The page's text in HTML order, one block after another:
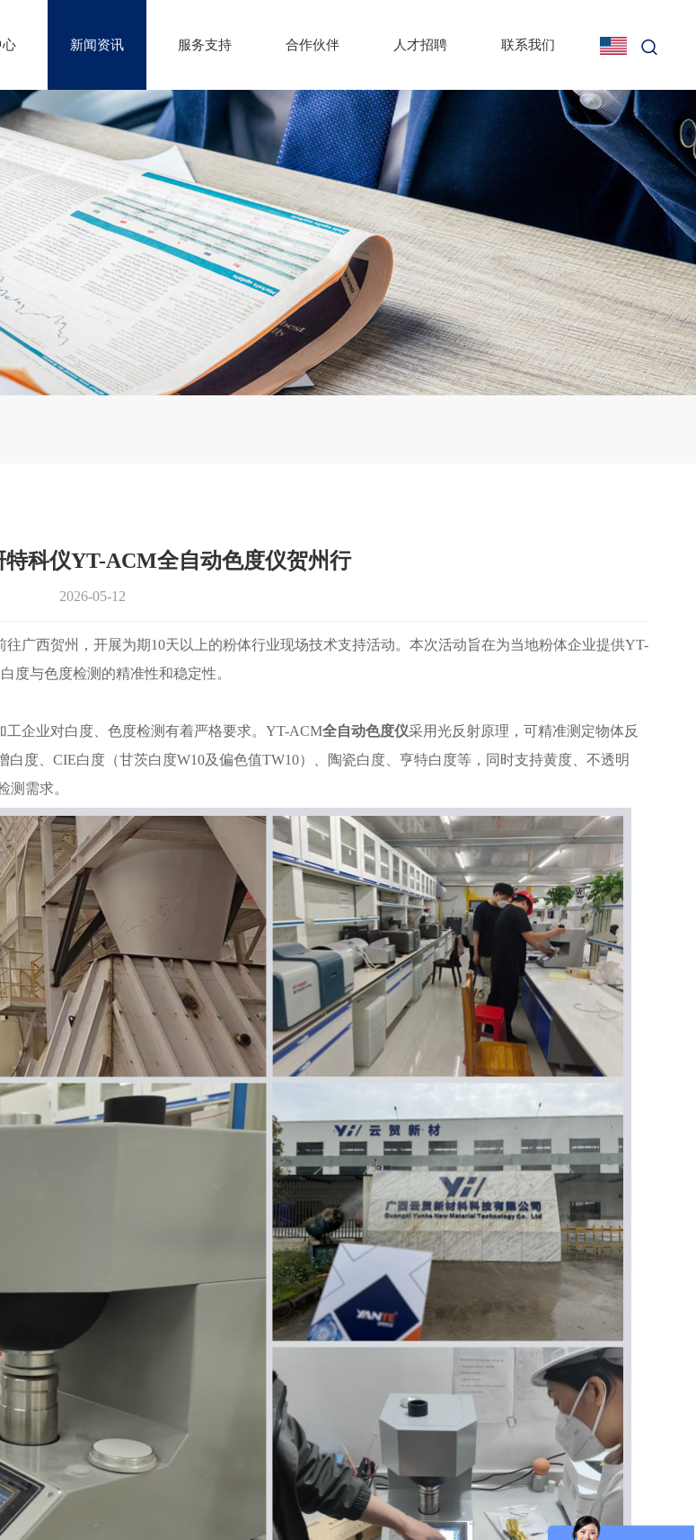
心 新闻资讯 服务支持 合作伙伴 人才招聘 联系我们 
科仪YT-ACM全自动色度仪贺州行
2026-05-12
广西贺州，开展为期10天以上的粉体行业现场技术支持活动。本次活动旨在为当地粉体企业提供YT-
度与色度检测的精准性和稳定性。
企业对白度、色度检测有着严格要求。YT-ACM全自动色度仪采用光反射原理，可精准测定物体反
度、CIE白度（甘茨白度W10及偏色值TW10）、陶瓷白度、亨特白度等，同时支持黄度、不透明
测需求。